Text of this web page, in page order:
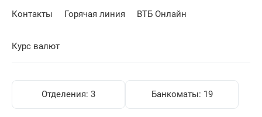
Контакты Горячая линия ВТБ Онлайн
Курс валют
Отделения: 3 Банкоматы: 19